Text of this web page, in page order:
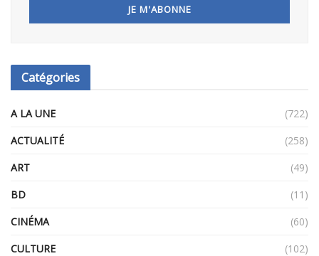
Catégories
A LA UNE
(722)
ACTUALITÉ
(258)
ART
(49)
BD
(11)
CINÉMA
(60)
CULTURE
(102)